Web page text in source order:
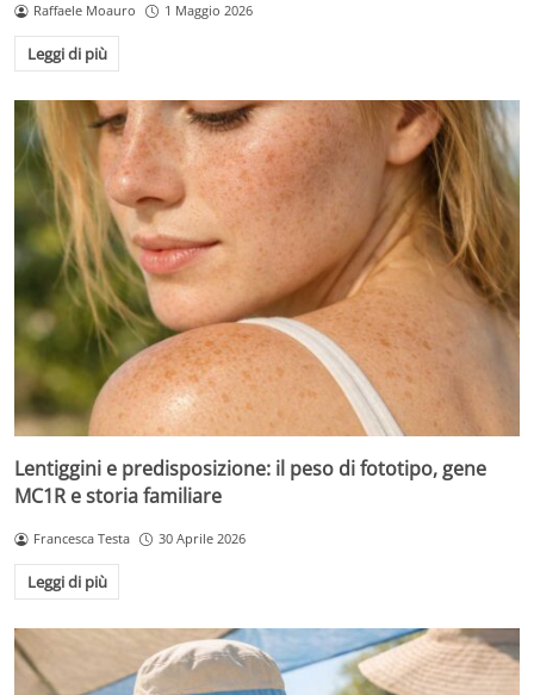
Raffaele Moauro 1 Maggio 2026
Leggi di più
Lentiggini e predisposizione: il peso di fototipo, gene
MC1R e storia familiare
Francesca Testa 30 Aprile 2026
Leggi di più